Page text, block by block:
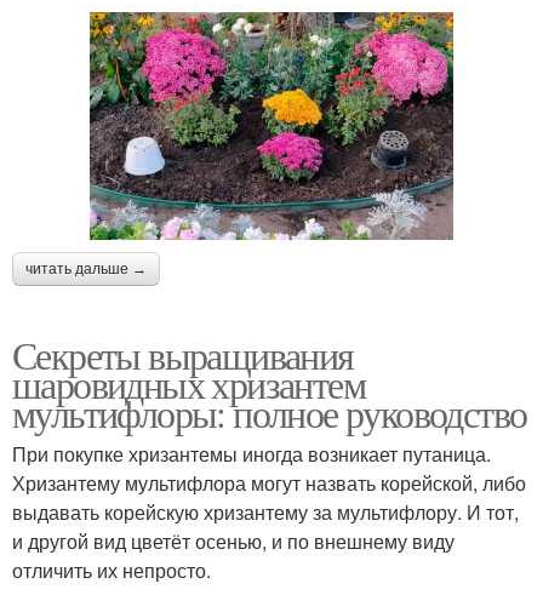
читать дальше →
Секреты выращивания
шаровидных хризантем
мультифлоры: полное руководство
При покупке хризантемы иногда возникает путаница.
Хризантему мультифлора могут назвать корейской, либо
выдавать корейскую хризантему за мультифлору. И тот,
и другой вид цветёт осенью, и по внешнему виду
отличить их непросто.